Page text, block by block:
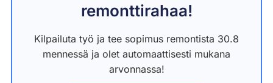
remonttirahaa!
Kilpailuta työ ja tee sopimus remontista 30.8
mennessä ja olet automaattisesti mukana
arvonnassa!